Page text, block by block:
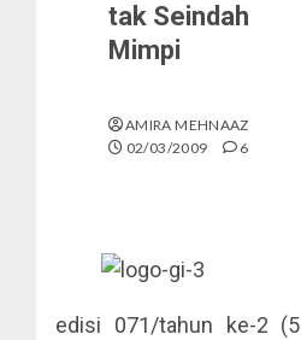
tak Seindah
Mimpi
AMIRA MEHNAAZ
02/03/2009
6
edisi 071/tahun ke-2 (5